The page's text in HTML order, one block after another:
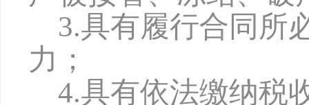
3.具有履行合同所
力；
4.具有依法缴纳税